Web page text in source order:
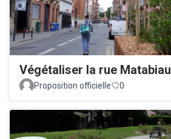
Végétaliser la rue Matabiau
Proposition officielle
0